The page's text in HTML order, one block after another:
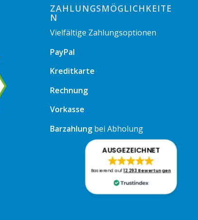
AUSGEZEICHNET
Basierend auf12.293 Bewertungen
ZAHLUNGSMÖGLICHKEITE
N
Vielfältige Zahlungsoptionen
PayPal
Kreditkarte
Rechnung
Vorkasse
Barzahlungbei Abholung